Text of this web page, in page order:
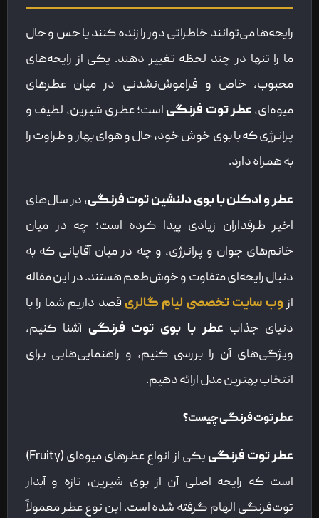
رایحه‌ها می‌توانند خاطراتی دور را زنده کنند یا حس و حال
ما را تنها در چند لحظه تغییر دهند. یکی از رایحه‌های
محبوب، خاص و فراموش‌نشدنی در میان عطرهای
میوه‌ای، عطر توت فرنگی است؛ عطری شیرین، لطیف و
پرانرژی که با بوی خوش خود، حال و هوای بهار و طراوت را
به همراه دارد.
عطر و ادکلن با بوی دلنشین توت فرنگی، در سال‌های
اخیر طرفداران زیادی پیدا کرده‌ است؛ چه در میان
خانم‌های جوان و پرانرژی، و چه در میان آقایانی که به
دنبال رایحه‌ای متفاوت و خوش‌طعم هستند. در این مقاله
ازوب سایت تخصصی لیام گالری قصد داریم شما را با
دنیای جذاب عطر با بوی توت فرنگی آشنا کنیم،
ویژگی‌های آن را بررسی کنیم، و راهنمایی‌هایی برای
انتخاب بهترین مدل ارائه دهیم.
عطر توت فرنگی چیست؟
عطر توت فرنگی
یکی از انواع عطرهای میوه‌ای (Fruity)
است که رایحه اصلی آن از بوی شیرین، تازه و آبدار
توت‌فرنگی الهام گرفته شده است. این نوع عطر معمولاً